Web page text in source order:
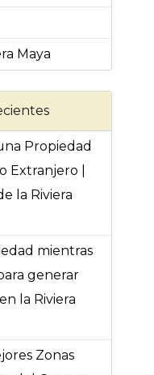
Maya
Propiedad
Extranjero |
la Riviera
mientras
generar
la Riviera
Zonas